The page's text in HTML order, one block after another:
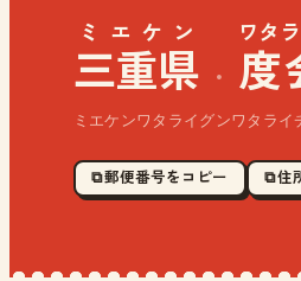
三重県
ミエケン
· 度
ワタ
ミエケンワタライグンワタライ
⧉ 郵便番号をコピー ⧉ 住